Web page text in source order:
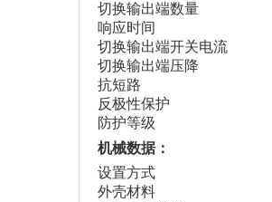
切换输出端数量
响应时间
切换输出端开关电流
切换输出端压降
抗短路
反极性保护
防护等级
机械数据：
设置方式
外壳材料